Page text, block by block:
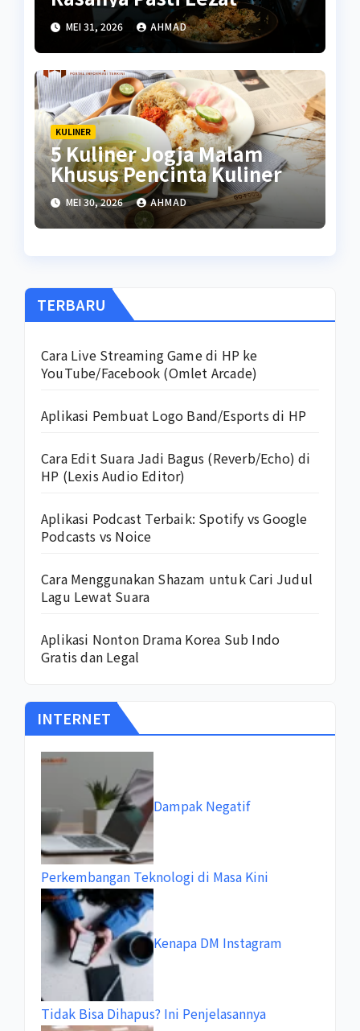
MEI 31, 2026 AHMAD
KULINER
5 Kuliner Jogja Malam
Khusus Pencinta Kuliner
MEI 30, 2026 AHMAD
TERBARU
Cara Live Streaming Game di HP ke
YouTube/Facebook (Omlet Arcade)
Aplikasi Pembuat Logo Band/Esports di HP
Cara Edit Suara Jadi Bagus (Reverb/Echo) di
HP (Lexis Audio Editor)
Aplikasi Podcast Terbaik: Spotify vs Google
Podcasts vs Noice
Cara Menggunakan Shazam untuk Cari Judul
Lagu Lewat Suara
Aplikasi Nonton Drama Korea Sub Indo
Gratis dan Legal
INTERNET
Dampak Negatif
Perkembangan Teknologi di Masa Kini
Kenapa DM Instagram
Tidak Bisa Dihapus? Ini Penjelasannya